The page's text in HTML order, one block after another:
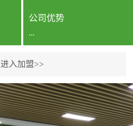
公司优势
...
专利保护优势、双甲资质
企业（“室内环境净化治理
甲级施工资质”“室内环境
进入加盟>>